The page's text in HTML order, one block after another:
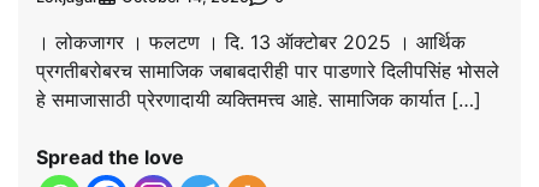
। लोकजागर । फलटण । दि. 13 ऑक्टोबर 2025 । आर्थिक
प्रगतीबरोबरच सामाजिक जबाबदारीही पार पाडणारे दिलीपसिंह भोसले
हे समाजासाठी प्रेरणादायी व्यक्तिमत्त्व आहे. सामाजिक कार्यात […]
Spread the love